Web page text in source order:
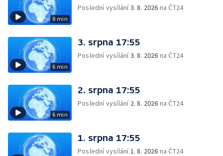
8 min
Poslední vysílání3. 8. 2026 na ČT24
6 min
3. srpna 17:55
Poslední vysílání3. 8. 2026 na ČT24
6 min
2. srpna 17:55
Poslední vysílání 2. 8. 2026 na ČT24
1. srpna 17:55
Poslední vysílání1. 8. 2026 na ČT24